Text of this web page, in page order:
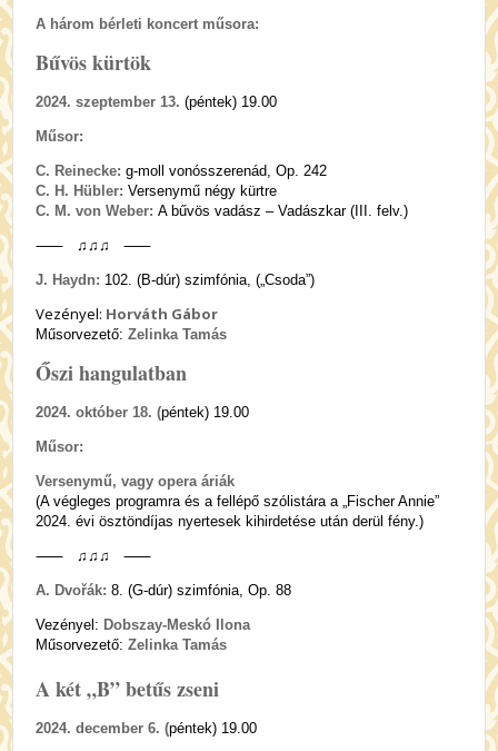
A három bérleti koncert műsora:
Bűvös kürtök
2024. szeptember 13.(péntek) 19.00
Műsor:
C. Reinecke:g-moll vonósszerenád, Op. 242
C. H. Hübler:Versenymű négy kürtre
C. M. von Weber:A bűvös vadász – Vadászkar (III. felv.)
⸺ ♫♫♫ ⸺
J. Haydn: 102. (B-dúr) szimfónia, („Csoda”)
Vezényel: Horváth Gábor
Műsorvezető: Zelinka Tamás
Őszi hangulatban
2024. október 18. (péntek) 19.00
Műsor:
Versenymű, vagy opera áriák
(A végleges programra és a fellépő szólistára a „Fischer Annie”
2024. évi ösztöndíjas nyertesek kihirdetése után derül fény.)
⸺ ♫♫♫ ⸺
A. Dvořák:8. (G-dúr) szimfónia, Op. 88
Vezényel: Dobszay-Meskó Ilona
Műsorvezető: Zelinka Tamás
A két „B” betűs zseni
2024. december 6. (péntek) 19.00